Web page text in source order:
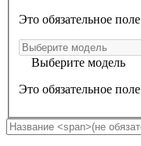
Это обязательное поле
Выберите модель
Это обязательное поле